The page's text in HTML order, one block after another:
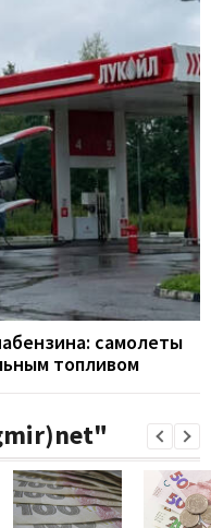
самолеты
топливом